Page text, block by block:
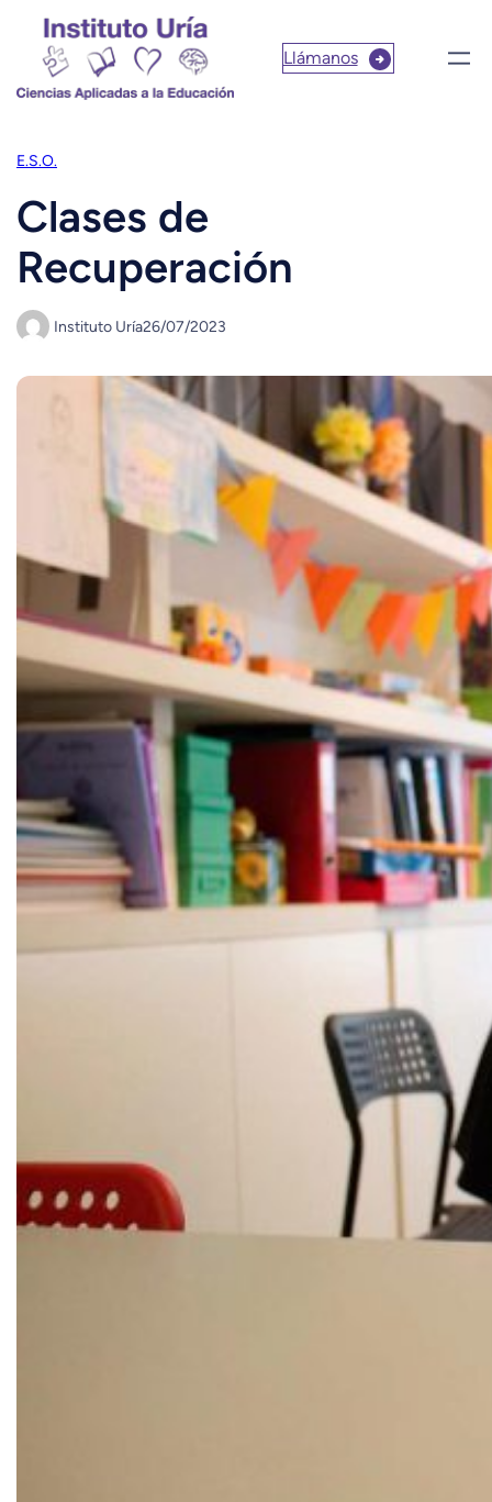
Llámanos
E.S.O.
Clases de
Recuperación
Instituto Uría26/07/2023